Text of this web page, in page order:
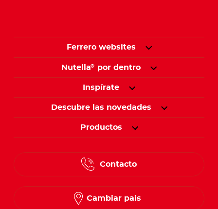
Ferrero websites
Nutella® por dentro
Inspírate
Descubre las novedades
Productos
Contacto
Cambiar pais